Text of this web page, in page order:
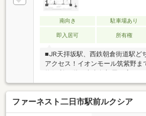
南向き 駐車場あり
即入居可 所有権
■JR天拝坂駅、西鉄朝倉街道駅ど
アクセス！イオンモール筑紫野ま
4LDK！全面リフォーム済で水回
飼育OKなのでお探しの方におす
の空き状況はお問い合わせくださ
もお手伝いいたします＊＊＊＊＊
ファーネスト二日市駅前ルクシア